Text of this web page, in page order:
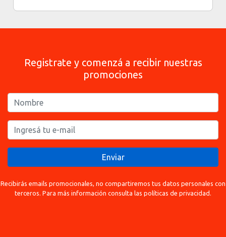
Registrate y comenzá a recibir nuestras
promociones
Enviar
Recibirás emails promocionales, no compartiremos tus datos personales con
terceros. Para más información consulta las políticas de privacidad.